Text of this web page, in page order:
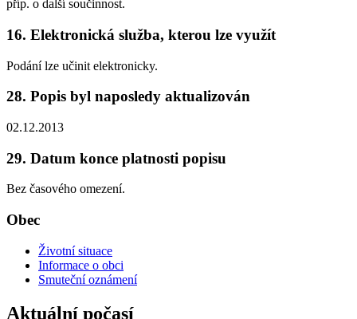
příp. o další součinnost.
16. Elektronická služba, kterou lze využít
Podání lze učinit elektronicky.
28. Popis byl naposledy aktualizován
02.12.2013
29. Datum konce platnosti popisu
Bez časového omezení.
Obec
Životní situace
Informace o obci
Smuteční oznámení
Aktuální počasí